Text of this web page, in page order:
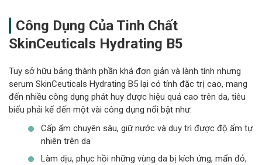
Công Dụng Của Tinh Chất
SkinCeuticals Hydrating B5
Tuy sở hữu bảng thành phần khá đơn giản và lành tính nhưng
serum SkinCeuticals Hydrating B5 lại có tính đặc trị cao, mang
đến nhiều công dụng phát huy được hiệu quả cao trên da, tiêu
biểu phải kể đến một vài công dụng nổi bật như:
Cấp ẩm chuyên sâu, giữ nước và duy trì được độ ẩm tự
nhiên trên da
Làm dịu, phục hồi những vùng da bị kích ứng, mẩn đỏ,